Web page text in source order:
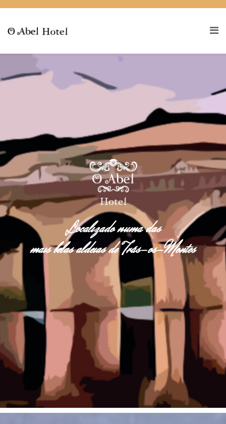
Localizado numa das
mais belas aldeias de Trás-os-Montes